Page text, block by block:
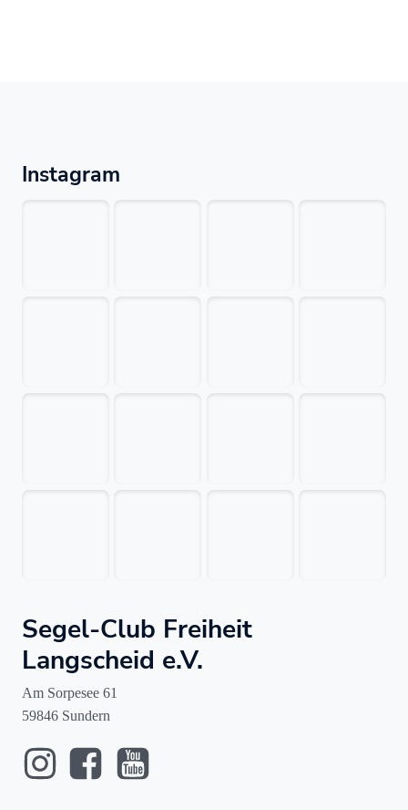
Instagram
Segel-Club Freiheit
Langscheid e.V.
Am Sorpesee 61
59846 Sundern